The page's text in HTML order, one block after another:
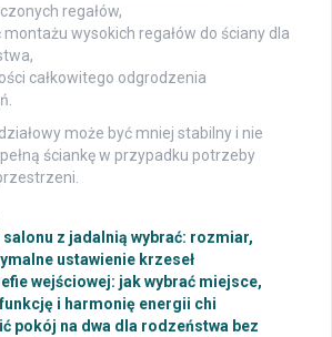
regałów,
montażu wysokich regałów do ściany dla
całkowitego odgrodzenia
może być mniej stabilny i nie
ściankę w przypadku potrzeby
salonu z jadalnią wybrać: rozmiar,
ustawienie krzeseł
wejściowej: jak wybrać miejsce,
i harmonię energii chi
pokój na dwa dla rodzeństwa bez